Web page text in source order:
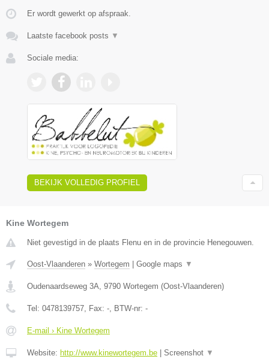
Er wordt gewerkt op afspraak.
Laatste facebook posts ▼
Sociale media:
BEKIJK VOLLEDIG PROFIEL
Kine Wortegem
Niet gevestigd in de plaats Flenu en in de provincie Henegouwen.
Oost-Vlaanderen » Wortegem Google maps ▼
Oudenaardseweg 3A, 9790 Wortegem (Oost-Vlaanderen)
Tel: 0478139757, Fax: -, BTW-nr: -
E-mail › Kine Wortegem
Website: http://www.kinewortegem.be Screenshot ▼